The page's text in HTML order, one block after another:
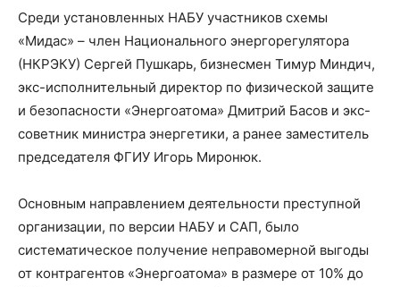
Среди установленных НАБУ участников схемы
«Мидас» – член Национального энергорегулятора
(НКРЭКУ) Сергей Пушкарь, бизнесмен Тимур Миндич,
экс-исполнительный директор по физической защите
и безопасности «Энергоатома» Дмитрий Басов и экс-
советник министра энергетики, а ранее заместитель
председателя ФГИУ Игорь Миронюк.
Основным направлением деятельности преступной
организации, по версии НАБУ и САП, было
систематическое получение неправомерной выгоды
от контрагентов «Энергоатома» в размере от 10% до